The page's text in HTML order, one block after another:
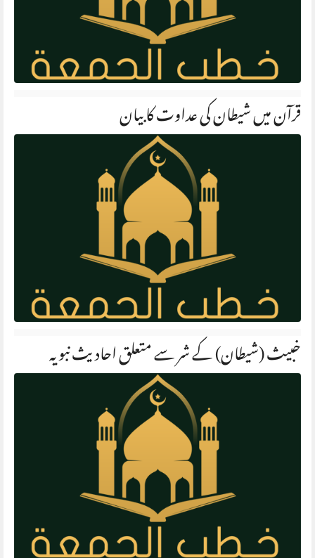
قرآن میں شیطان کی عداوت كا بيان
خبیث (شیطان) کے شر سے متعلق احادیث نبویہ